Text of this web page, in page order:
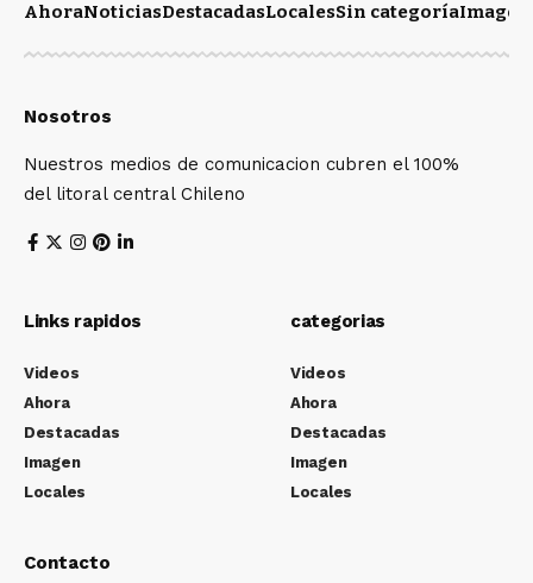
AhoraNoticiasDestacadasLocalesSin categoríaImagen
Nosotros
Nuestros medios de comunicacion cubren el 100%
del litoral central Chileno
Links rapidos
Videos
Ahora
Destacadas
Imagen
Locales
categorias
Videos
Ahora
Destacadas
Imagen
Locales
Contacto